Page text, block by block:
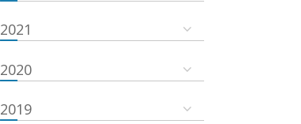
2021
2020
2019